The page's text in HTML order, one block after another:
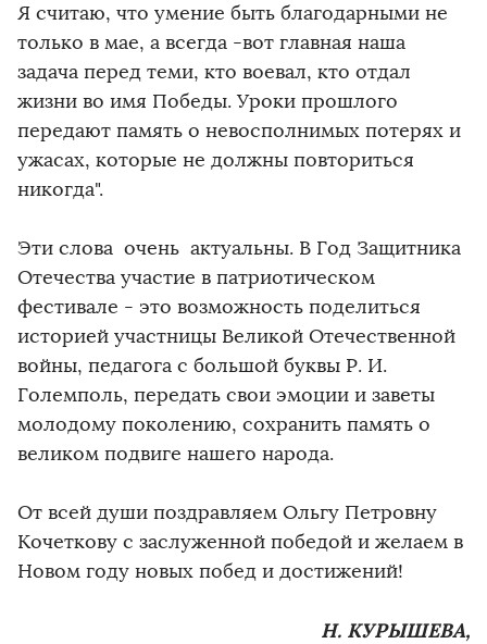
Я считаю, что умение быть благодарными не
только в мае, а всегда -вот главная наша
задача перед теми, кто воевал, кто отдал
жизни во имя Победы. Уроки прошлого
передают память о невосполнимых потерях и
ужасах, которые не должны повториться
никогда".
Эти слова очень актуальны. В Год Защитника
Отечества участие в патриотическом
фестивале - это возможность поделиться
историей участницы Великой Отечественной
войны, педагога с большой буквы Р. И.
Големполь, передать свои эмоции и заветы
молодому поколению, сохранить память о
великом подвиге нашего народа.
От всей души поздравляем Ольгу Петровну
Кочеткову с заслуженной победой и желаем в
Новом году новых побед и достижений!
Н. КУРЫШЕВА,